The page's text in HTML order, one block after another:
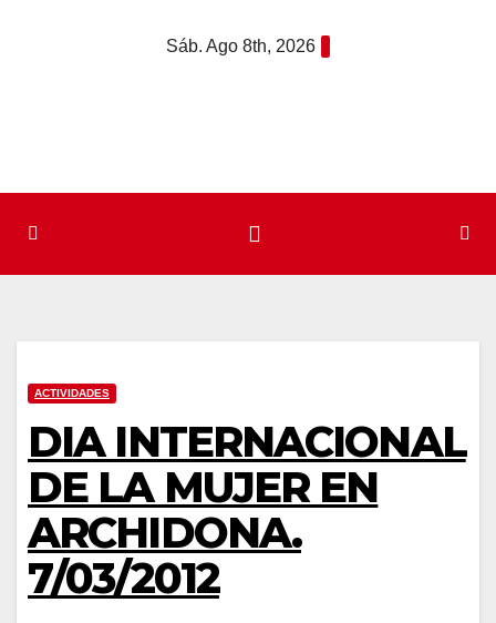
Sáb. Ago 8th, 2026
ACTIVIDADES
DIA INTERNACIONAL
DE LA MUJER EN
ARCHIDONA.
7/03/2012